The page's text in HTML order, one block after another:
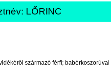
LŐRINC
származó férfi; babérkoszorúval